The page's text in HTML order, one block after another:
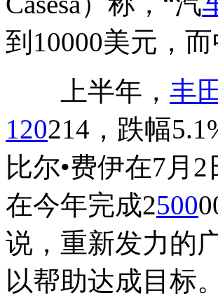
到10000美元，
上半年， 丰田
120214，跌幅
比尔•费伊在7月
在今年完成2500
说，重新发力的
以帮助达成目标。